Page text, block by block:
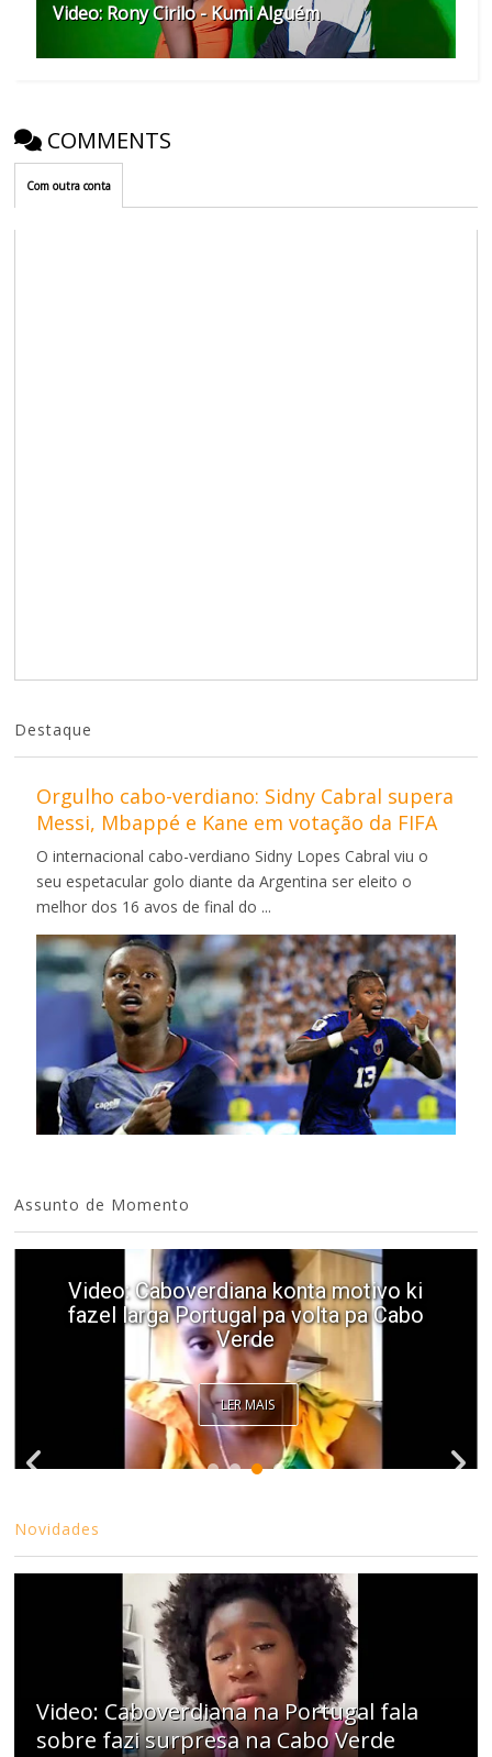
Video: Rony Cirilo - Kumi Alguém
COMMENTS
Com outra conta
Destaque
Orgulho cabo-verdiano: Sidny Cabral supera
Messi, Mbappé e Kane em votação da FIFA
O internacional cabo-verdiano Sidny Lopes Cabral viu o
seu espetacular golo diante da Argentina ser eleito o
melhor dos 16 avos de final do ...
Assunto de Momento
Video: Caboverdiana konta motivo ki
fazel larga Portugal pa volta pa Cabo
Verde
LER MAIS
Novidades
Video: Caboverdiana na Portugal fala
sobre fazi surpresa na Cabo Verde